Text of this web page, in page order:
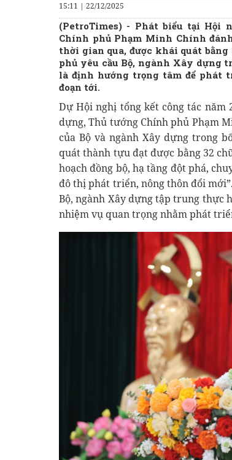
15:11 | 22/12/2025
(PetroTimes) - Phát biểu tại Hội
Chính phủ Phạm Minh Chính
thời gian qua, được khái quát
phủ yêu cầu Bộ, ngành Xây dựng
là định hướng trọng tâm để phát
đoạn tới.
Dự Hội nghị tổng kết công tác năm
dựng, Thủ tướng Chính phủ Phạm
của Bộ và ngành Xây dựng trong
quát thành tựu đạt được bằng 32
hoạch đồng bộ, hạ tầng đột phá,
đô thị phát triển, nông thôn đổi
Bộ, ngành Xây dựng tập trung thực
nhiệm vụ quan trọng nhằm phát